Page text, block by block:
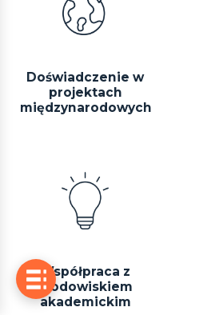
Doświadczenie w
projektach
międzynarodowych
Współpraca z
środowiskiem
akademickim